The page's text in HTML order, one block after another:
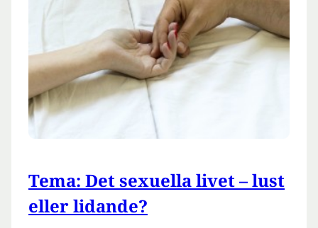
Tema: Det sexuella livet – lust
eller lidande?